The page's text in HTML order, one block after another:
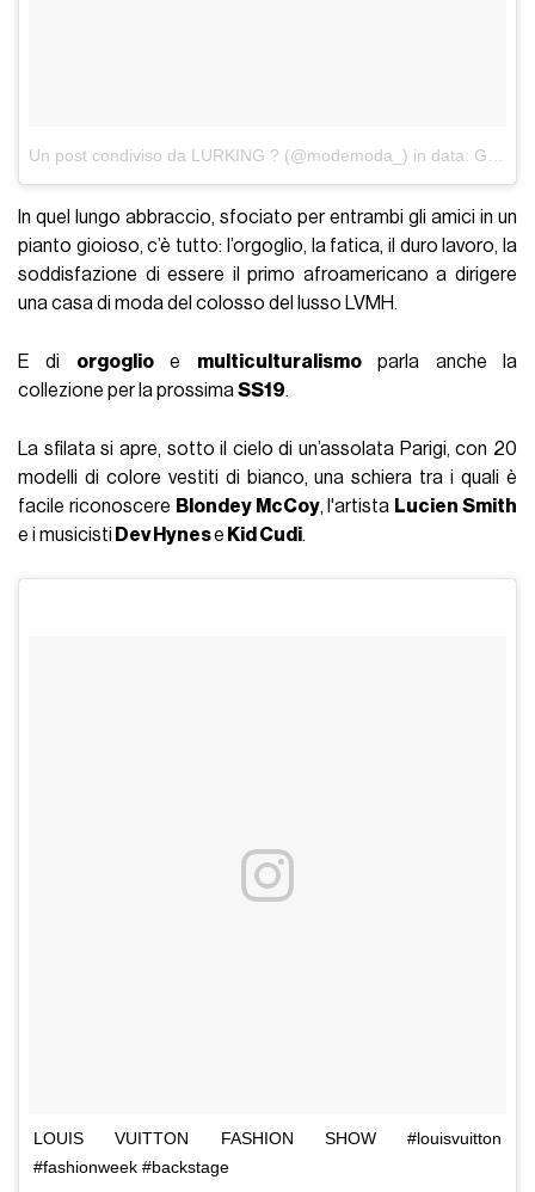
Un post condiviso da LURKING ? (@modemoda_) in data: Giu 21, 2018 at 10:31 PDT
In quel lungo abbraccio, sfociato per entrambi gli amici in un
pianto gioioso, c’è tutto: l’orgoglio, la fatica, il duro lavoro, la
soddisfazione di essere il primo afroamericano a dirigere
una casa di moda del colosso del lusso LVMH.
E di orgoglioe multiculturalismoparla anche la
collezione per la prossimaSS19.
La sfilata si apre, sotto il cielo di un’assolata Parigi, con 20
modelli di colore vestiti di bianco, una schiera tra i quali è
facile riconoscere Blondey McCoy, l'artista Lucien Smith
e i musicisti Dev Hynese Kid Cudi.
LOUIS VUITTON FASHION SHOW #louisvuitton
#fashionweek #backstage